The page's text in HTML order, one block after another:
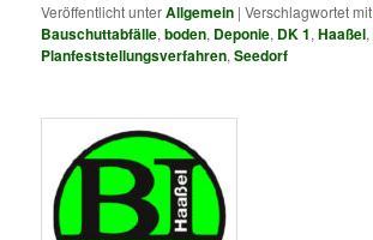
Veröffentlicht unterAllgemein |Verschlagwortet mit
Bauschuttabfälle,boden, Deponie, DK 1,Haaßel,
Planfeststellungsverfahren,Seedorf